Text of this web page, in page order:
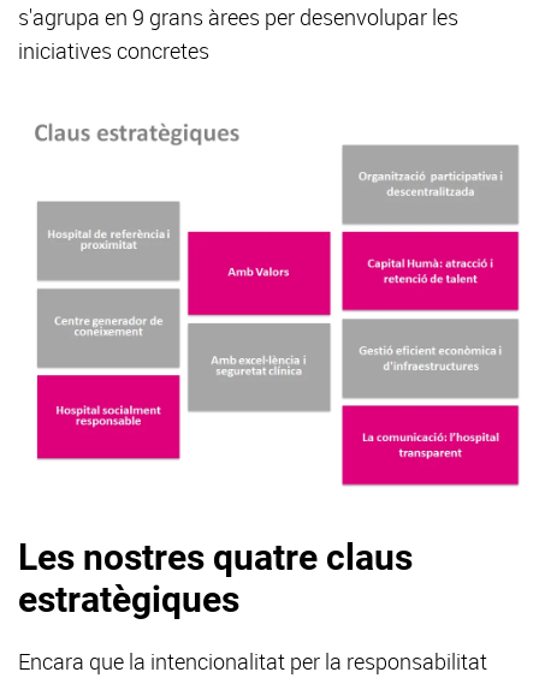
s'agrupa en 9 grans àrees per desenvolupar les
iniciatives concretes
Les nostres quatre claus
estratègiques
Encara que la intencionalitat per la responsabilitat